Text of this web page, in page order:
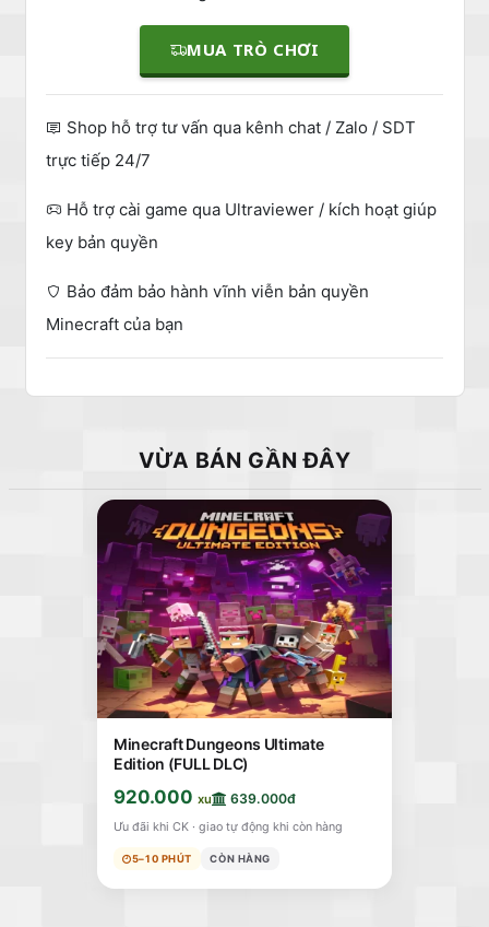
MUA TRÒ CHƠI
Shop hỗ trợ tư vấn qua kênh chat / Zalo / SDT
trực tiếp 24/7
Hỗ trợ cài game qua Ultraviewer / kích hoạt giúp
key bản quyền
Bảo đảm bảo hành vĩnh viễn bản quyền
Minecraft của bạn
VỪA BÁN GẦN ĐÂY
Minecraft Dungeons Ultimate
Edition (FULL DLC)
920.000 xu 639.000đ
Ưu đãi khi CK · giao tự động khi còn hàng
5–10 PHÚT CÒN HÀNG